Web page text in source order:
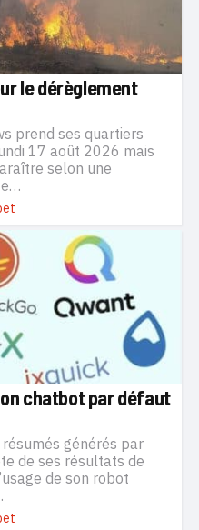
le dérèglement
prend ses quartiers
17 août 2026 mais
selon une
chatbot par défaut
générés par
de ses résultats de
de son robot